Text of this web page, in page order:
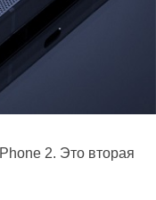
2. Это вторая